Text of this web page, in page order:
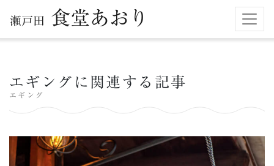
瀬戸田 食堂あおり
エギングに関連する記事
エギング